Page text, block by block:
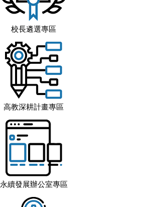
校長遴選專區
高教深耕計畫專區
永續發展辦公室專區